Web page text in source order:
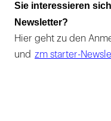
Sie interessieren
Newsletter?
Hier geht zu den
und zm starter-